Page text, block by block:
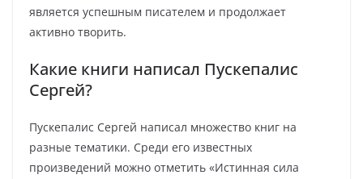
является успешным писателем и продолжает
активно творить.
Какие книги написал Пускепалис
Сергей?
Пускепалис Сергей написал множество книг на
разные тематики. Среди его известных
произведений можно отметить «Истинная сила